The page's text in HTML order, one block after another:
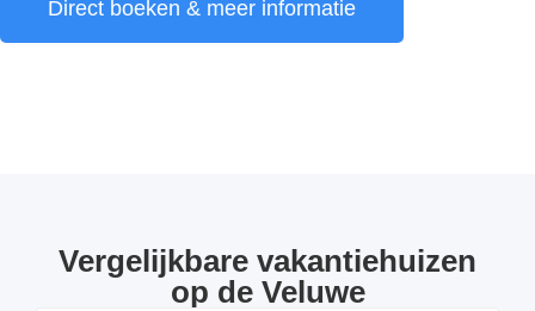
Direct boeken & meer informatie
Vergelijkbare vakantiehuizen
op de Veluwe